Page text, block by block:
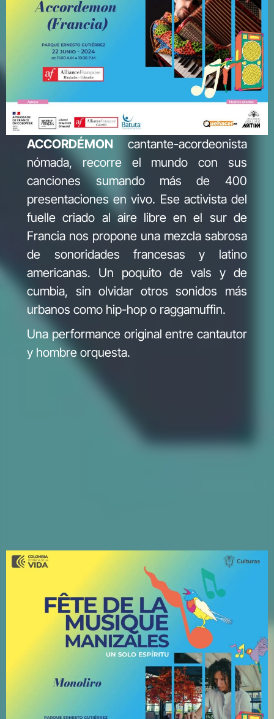
ACCORDÉMON cantante-acordeonista
nómada, recorre el mundo con sus
canciones sumando más de 400
presentaciones en vivo. Ese activista del
fuelle criado al aire libre en el sur de
Francia nos propone una mezcla sabrosa
de sonoridades francesas y latino
americanas. Un poquito de vals y de
cumbia, sin olvidar otros sonidos más
urbanos como hip-hop o raggamuffin.
Una performance original entre cantautor
y hombre orquesta.